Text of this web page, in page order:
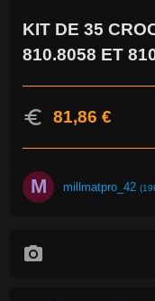
KIT DE 35
810.8058 ET
euro 81,86 €
M millmatpro_42
photo_camera